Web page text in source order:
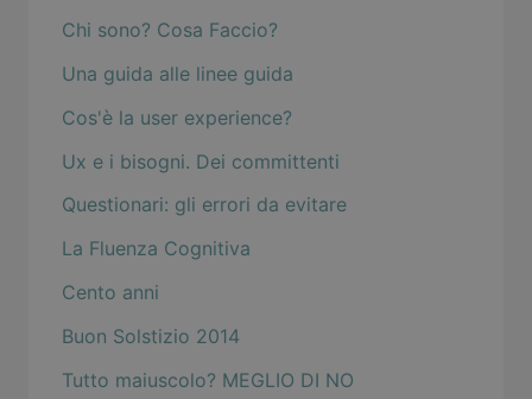
Chi sono? Cosa Faccio?
Una guida alle linee guida
Cos'è la user experience?
Ux e i bisogni. Dei committenti
Questionari: gli errori da evitare
La Fluenza Cognitiva
Cento anni
Buon Solstizio 2014
Tutto maiuscolo? MEGLIO DI NO